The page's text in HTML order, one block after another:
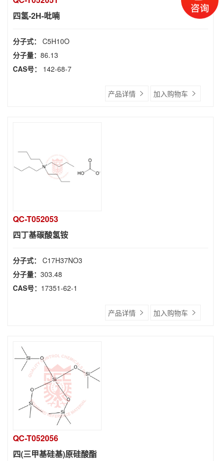
四氢-2H-吡喃
分子式： C5H10O
分子量： 86.13
CAS号：
142-68-7
产品详情 加入购物车
QC-T052053
四丁基碳酸氢铵
分子式： C17H37NO3
分子量： 303.48
CAS号： 17351-62-1
产品详情 加入购物车
QC-T052056
四(三甲基硅基)原硅酸酯